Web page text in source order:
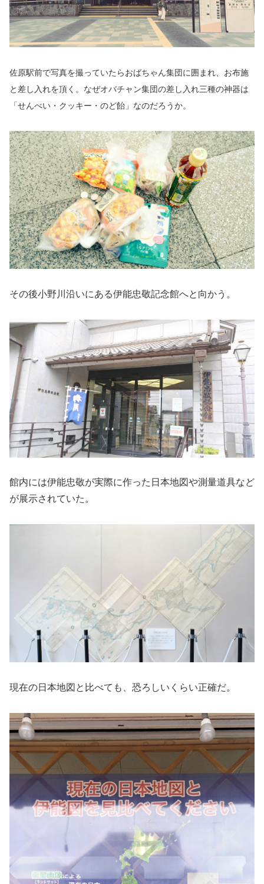
佐原駅前で写真を撮っていたらおばちゃん集団に囲まれ、お布施
と差し入れを頂く。なぜオバチャン集団の差し入れ三種の神器は
「せんべい・クッキー・のど飴」なのだろうか。
その後小野川沿いにある伊能忠敬記念館へと向かう。
館内には伊能忠敬が実際に作った日本地図や測量道具など
が展示されていた。
現在の日本地図と比べても、恐ろしいくらい正確だ。